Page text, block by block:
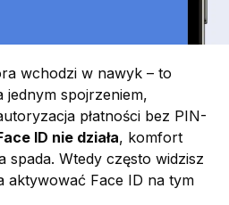
wchodzi w nawyk – to
jednym spojrzeniem,
płatności bez PIN-
ID nie działa, komfort
spada. Wtedy często widzisz
aktywować Face ID na tym